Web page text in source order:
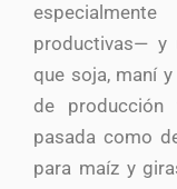
productivas— y
que soja, maní
de
pasada como
para maíz y